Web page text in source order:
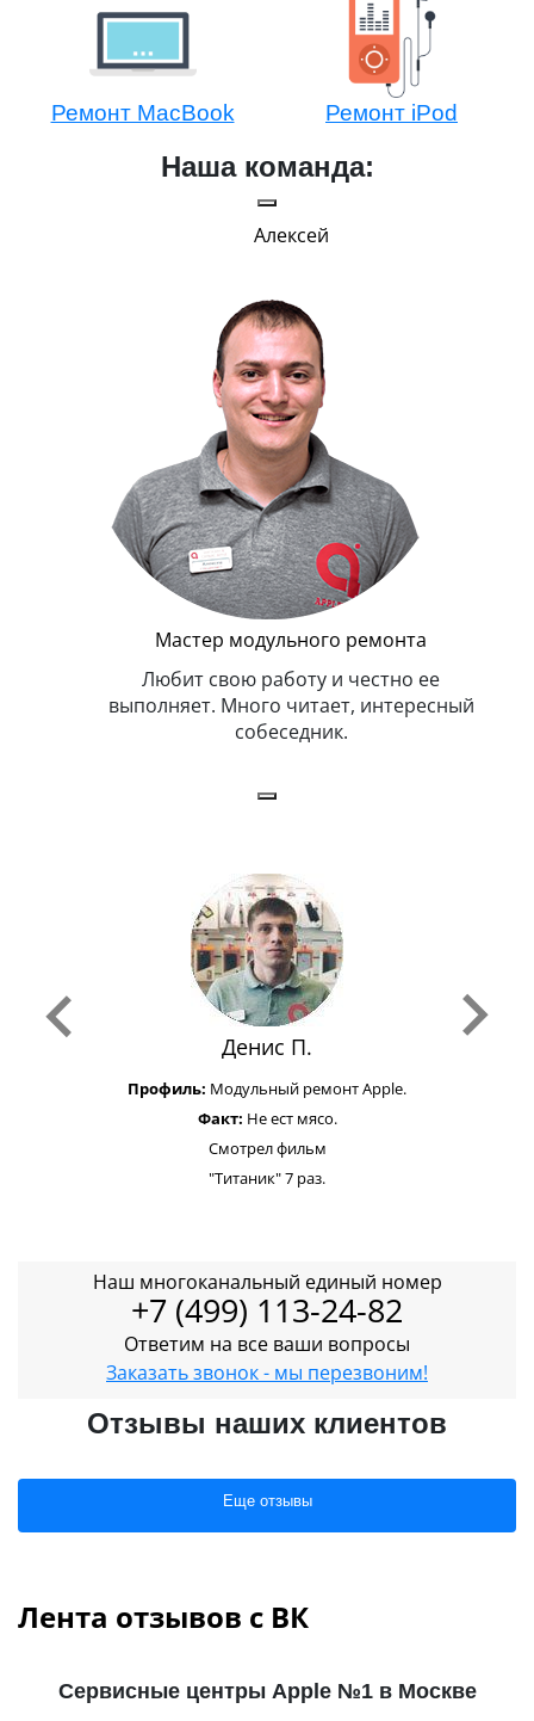
Ремонт MacBook Ремонт iPod
Наша команда:
Алексей
Мастер модульного ремонта
Любит свою работу и честно ее
выполняет. Много читает, интересный
собеседник.
Денис П.
Профиль: Модульный ремонт Apple.
Факт: Не ест мясо.
Смотрел фильм
"Титаник" 7 раз.
Наш многоканальный единый номер
+7 (499) 113-24-82
Ответим на все ваши вопросы
Заказать звонок - мы перезвоним!
Отзывы наших клиентов
Еще отзывы
Лента отзывов с ВК
Сервисные центры Apple №1 в Москве